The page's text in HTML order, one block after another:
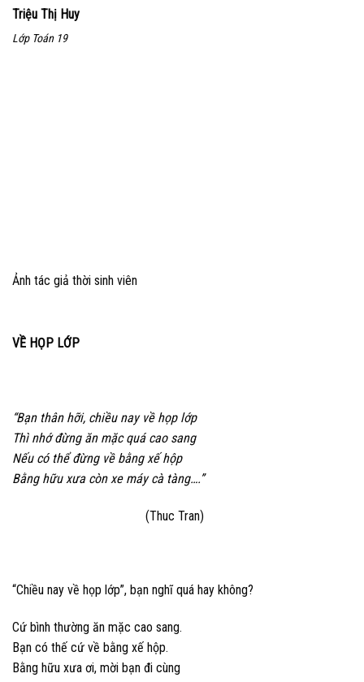
Triệu Thị Huy
Lớp Toán 19
Ảnh tác giả thời sinh viên
VỀ HỌP LỚP
“Bạn thân hỡi, chiều nay về họp lớp
Thì nhớ đừng ăn mặc quá cao sang
Nếu có thể đừng về bằng xế hộp
Bằng hữu xưa còn xe máy cà tàng….”
(Thuc Tran)
“Chiều nay về họp lớp”, bạn nghĩ quá hay không?
Cứ bình thường ăn mặc cao sang.
Bạn có thế cứ về bằng xế hộp.
Bằng hữu xưa ơi, mời bạn đi cùng